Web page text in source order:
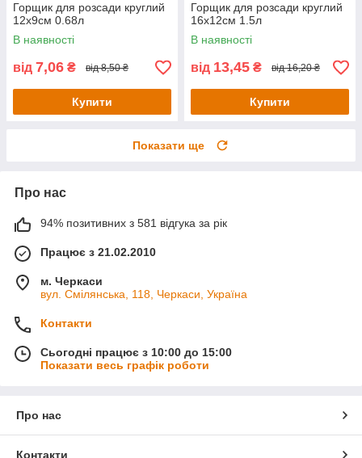
Горщик для розсади круглий
12х9см 0.68л
В наявності
від 7,06 ₴ від 8,50 ₴
Купити
Горщик для розсади круглий
16х12см 1.5л
В наявності
від 13,45 ₴ від 16,20 ₴
Купити
Показати ще
Про нас
94% позитивних з 581 відгука за рік
Працює з 21.02.2010
м. Черкаси
вул. Смілянська, 118, Черкаси, Україна
Контакти
Сьогодні працює з 10:00 до 15:00
Показати весь графік роботи
Про нас
Контакти